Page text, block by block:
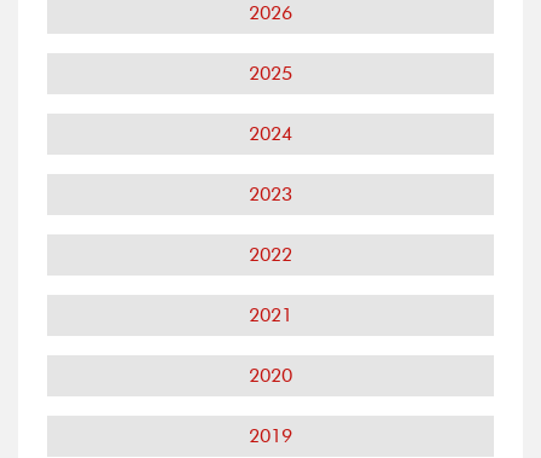
2026
2025
2024
2023
2022
2021
2020
2019